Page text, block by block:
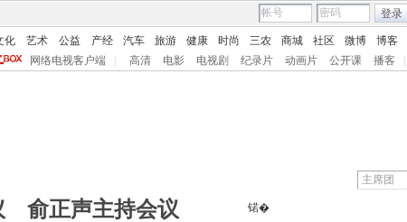
登录
化 艺术 公益 产经 汽车 旅游 健康 时尚 三农 商城 社区 微博 博客
网络电视客户端 高清 电影 电视剧 纪录片 动画片 公开课 播客
俞正声主持会议 锘�